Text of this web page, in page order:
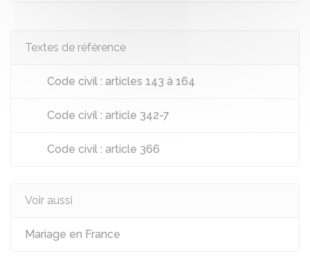
Textes de référence
Code civil : articles 143 à 164
Code civil : article 342-7
Code civil : article 366
Voir aussi
Mariage en France